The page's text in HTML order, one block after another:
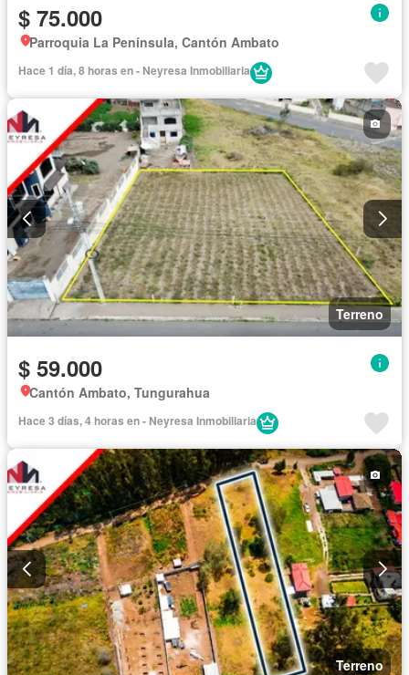
$ 75.000
Parroquia La Península, Cantón Ambato
Hace 1 día, 8 horas en - Neyresa Inmobiliaria
Terreno
$ 59.000
Cantón Ambato, Tungurahua
Hace 3 días, 4 horas en - Neyresa Inmobiliaria
Terreno